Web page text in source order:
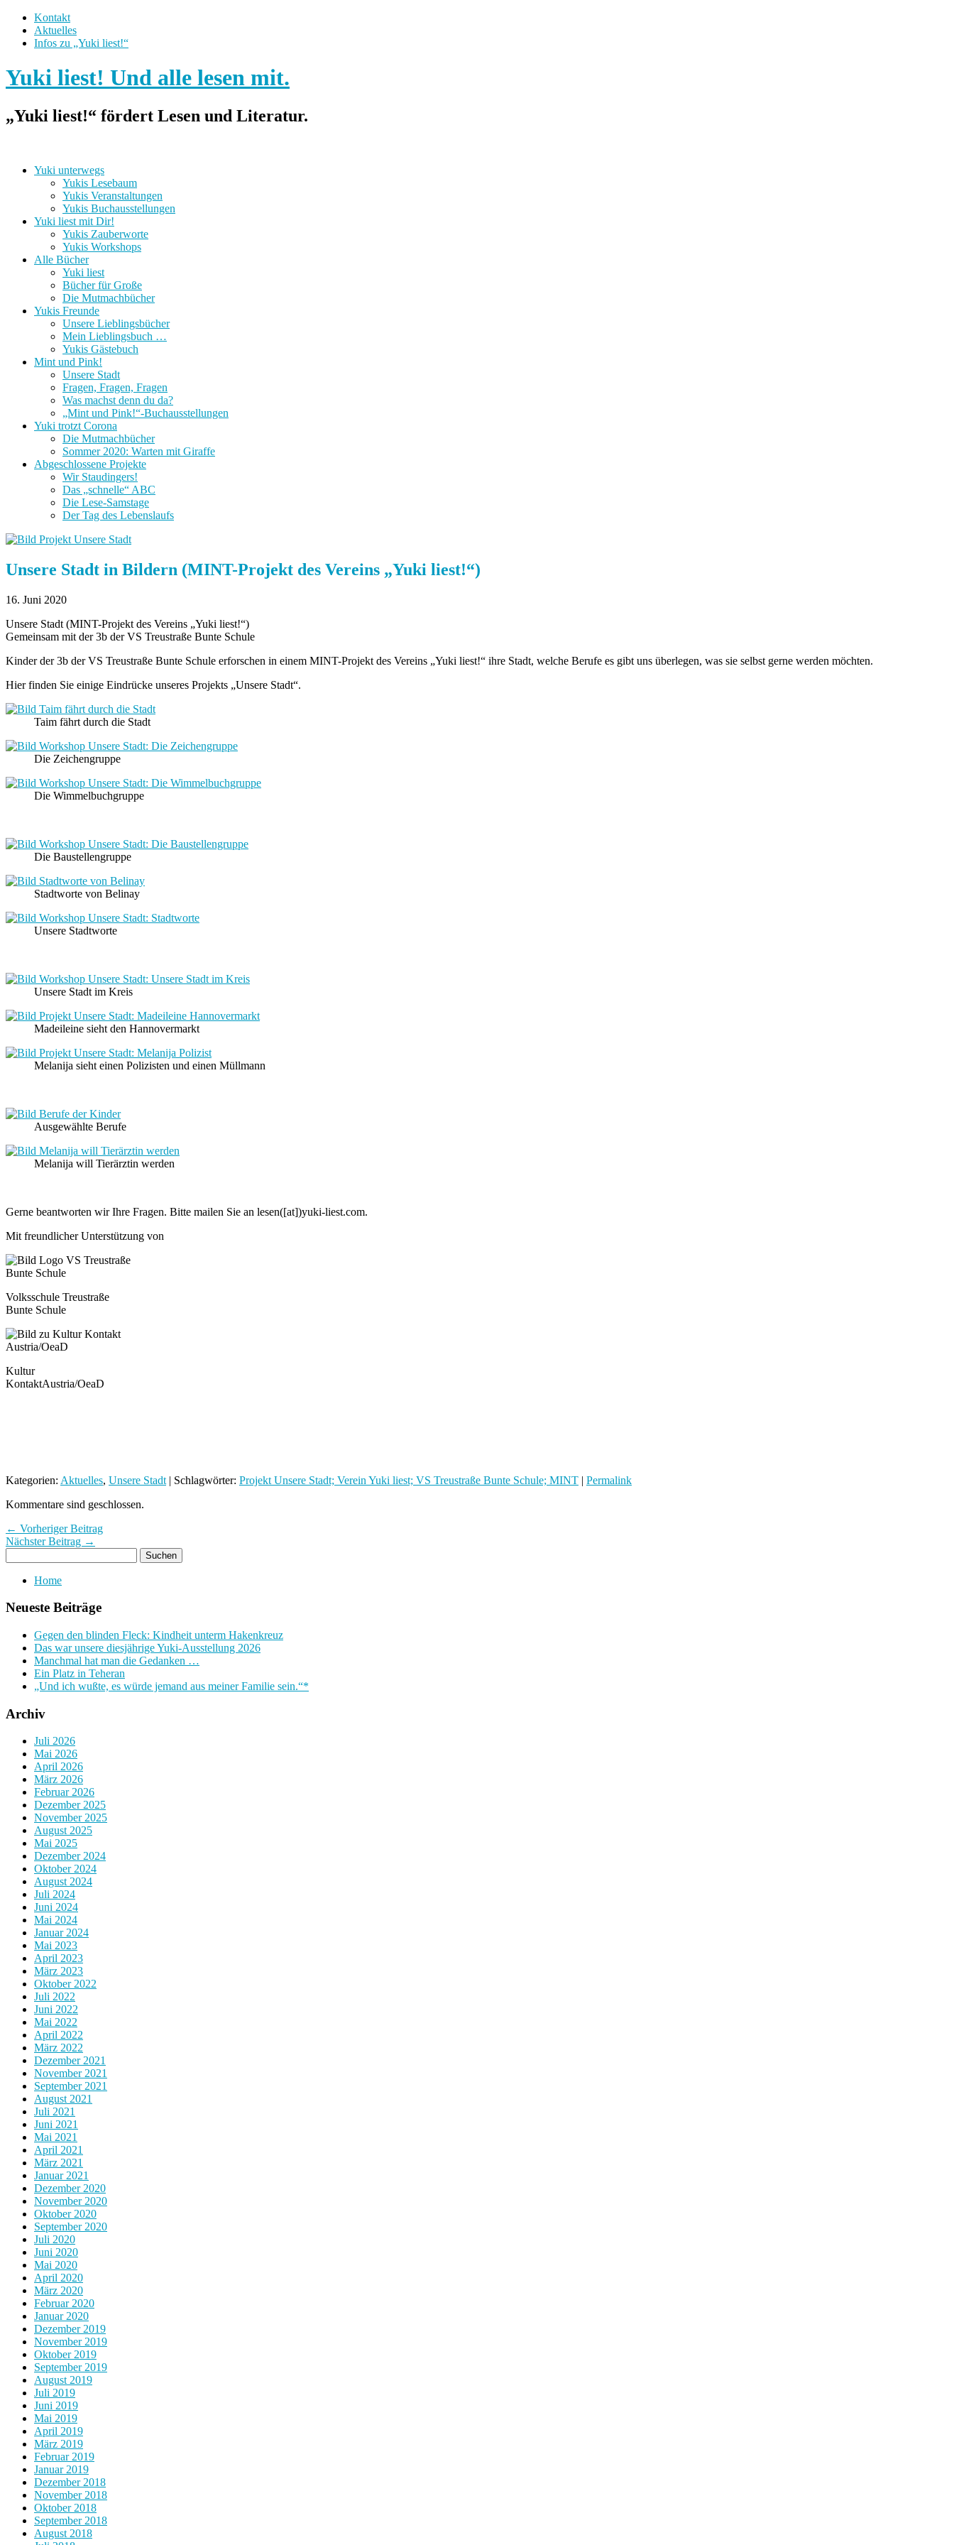
Kontakt
Aktuelles
Infos zu „Yuki liest!“
Yuki liest! Und alle lesen mit.
„Yuki liest!“ fördert Lesen und Literatur.
Yuki unterwegs
Yukis Lesebaum
Yukis Veranstaltungen
Yukis Buchausstellungen
Yuki liest mit Dir!
Yukis Zauberworte
Yukis Workshops
Alle Bücher
Yuki liest
Bücher für Große
Die Mutmachbücher
Yukis Freunde
Unsere Lieblingsbücher
Mein Lieblingsbuch …
Yukis Gästebuch
Mint und Pink!
Unsere Stadt
Fragen, Fragen, Fragen
Was machst denn du da?
„Mint und Pink!“-Buchausstellungen
Yuki trotzt Corona
Die Mutmachbücher
Sommer 2020: Warten mit Giraffe
Abgeschlossene Projekte
Wir Staudingers!
Das „schnelle“ ABC
Die Lese-Samstage
Der Tag des Lebenslaufs
Unsere Stadt in Bildern (MINT-Projekt des Vereins „Yuki liest!“)
16. Juni 2020
Unsere Stadt (MINT-Projekt des Vereins „Yuki liest!“)
Gemeinsam mit der 3b der VS Treustraße Bunte Schule
Kinder der 3b der VS Treustraße Bunte Schule erforschen in einem MINT-Projekt des Vereins „Yuki liest!“ ihre Stadt, welche Berufe es gibt uns überlegen, was sie selbst gerne werden möchten.
Hier finden Sie einige Eindrücke unseres Projekts „Unsere Stadt“.
Taim fährt durch die Stadt
Die Zeichengruppe
Die Wimmelbuchgruppe
Die Baustellengruppe
Stadtworte von Belinay
Unsere Stadtworte
Unsere Stadt im Kreis
Madeileine sieht den Hannovermarkt
Melanija sieht einen Polizisten und einen Müllmann
Ausgewählte Berufe
Melanija will Tierärztin werden
Gerne beantworten wir Ihre Fragen. Bitte mailen Sie an lesen([at])yuki-liest.com.
Mit freundlicher Unterstützung von
Volksschule Treustraße
Bunte Schule
Kultur
KontaktAustria/OeaD
Kategorien: Aktuelles, Unsere Stadt | Schlagwörter: Projekt Unsere Stadt; Verein Yuki liest; VS Treustraße Bunte Schule; MINT | Permalink
Kommentare sind geschlossen.
← Vorheriger Beitrag
Nächster Beitrag →
Home
Neueste Beiträge
Gegen den blinden Fleck: Kindheit unterm Hakenkreuz
Das war unsere diesjährige Yuki-Ausstellung 2026
Manchmal hat man die Gedanken …
Ein Platz in Teheran
„Und ich wußte, es würde jemand aus meiner Familie sein.“*
Archiv
Juli 2026
Mai 2026
April 2026
März 2026
Februar 2026
Dezember 2025
November 2025
August 2025
Mai 2025
Dezember 2024
Oktober 2024
August 2024
Juli 2024
Juni 2024
Mai 2024
Januar 2024
Mai 2023
April 2023
März 2023
Oktober 2022
Juli 2022
Juni 2022
Mai 2022
April 2022
März 2022
Dezember 2021
November 2021
September 2021
August 2021
Juli 2021
Juni 2021
Mai 2021
April 2021
März 2021
Januar 2021
Dezember 2020
November 2020
Oktober 2020
September 2020
Juli 2020
Juni 2020
Mai 2020
April 2020
März 2020
Februar 2020
Januar 2020
Dezember 2019
November 2019
Oktober 2019
September 2019
August 2019
Juli 2019
Juni 2019
Mai 2019
April 2019
März 2019
Februar 2019
Januar 2019
Dezember 2018
November 2018
Oktober 2018
September 2018
August 2018